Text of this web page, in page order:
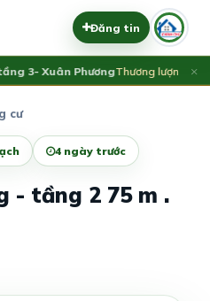
Đăng tin
3- Xuân PhươngThương lượng ×
cư
4 ngày trước
- tầng 2 75 m .